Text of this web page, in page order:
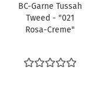
BC-Garne Tussah
Tweed - "021
Rosa-Creme"